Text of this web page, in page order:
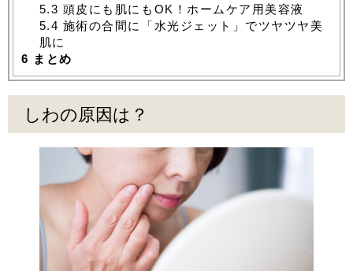
5.3 頭皮にも肌にもOK！ホームケア用美容液
5.4 施術の合間に「水光ジェット」でツヤツヤ美
肌に
6 まとめ
しわの原因は？